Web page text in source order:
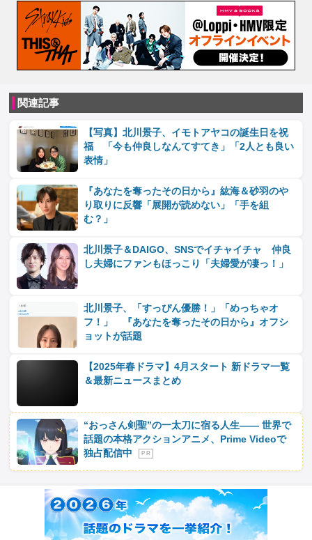
関連記事
【写真】北川景子、イモトアヤコの誕生日を祝
福 「今も仲良しなんてすてき」「2人とも良い
表情」
『あなたを奪ったその日から』紘海＆砂羽のや
り取りに反響「展開が読めない」「手を組
む？」
北川景子＆DAIGO、SNSでイチャイチャ 仲良
し夫婦にファンもほっこり「夫婦愛が凄っ！」
北川景子、「すっぴん優勝！」「めっちゃオ
フ！」 『あなたを奪ったその日から』オフシ
ョットが話題
【2025年春ドラマ】4月スタート 新ドラマ一覧
＆最新ニュースまとめ
“おっさん剣聖”の一太刀に宿る人生―― 世界で
話題の本格アクションアニメ、Prime Videoで
独占配信中
P R